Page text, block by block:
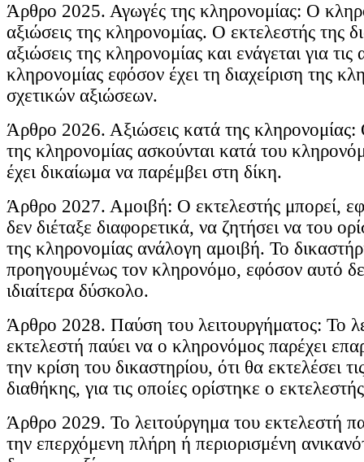
Άρθρο 2025. Αγωγές της κληρονομίας: Ο
αξιώσεις της κληρονομίας. Ο εκτελεστής της
αξιώσεις της κληρονομίας και ενάγεται για τις
κληρονομίας εφόσον έχει τη διαχείριση της
σχετικών αξιώσεων.
Άρθρο 2026. Αξιώσεις κατά της κληρονομίας:
της κληρονομίας ασκούνται κατά του
έχει δικαίωμα να παρέμβει στη δίκη.
Άρθρο 2027. Αμοιβή: Ο εκτελεστής μπορεί,
δεν διέταξε διαφορετικά, να ζητήσει να του
της κληρονομίας ανάλογη αμοιβή. Το
προηγουμένως τον κληρονόμο, εφόσον αυτό
ιδιαίτερα δύσκολο.
Άρθρο 2028. Παύση του λειτουργήματος: Το
εκτελεστή παύει να ο κληρονόμος παρέχει
την κρίση του δικαστηρίου, ότι θα εκτελέσει
διαθήκης, για τις οποίες ορίστηκε ο
Άρθρο 2029. Το λειτούργημα του εκτελεστή
την επερχόμενη πλήρη ή περιορισμένη